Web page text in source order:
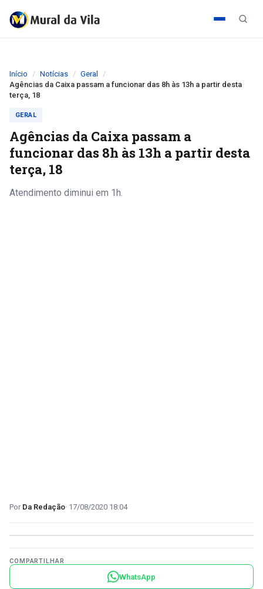
Início Notícias
Geral
Agências da Caixa passam a funcionar das 8h às 13h a partir desta
terça, 18
GERAL
Agências da Caixa passam a
funcionar das 8h às 13h a partir desta
terça, 18
Atendimento diminui em 1h.
Da Redação 17/08/2020 18:04
COMPARTILHAR
WhatsApp